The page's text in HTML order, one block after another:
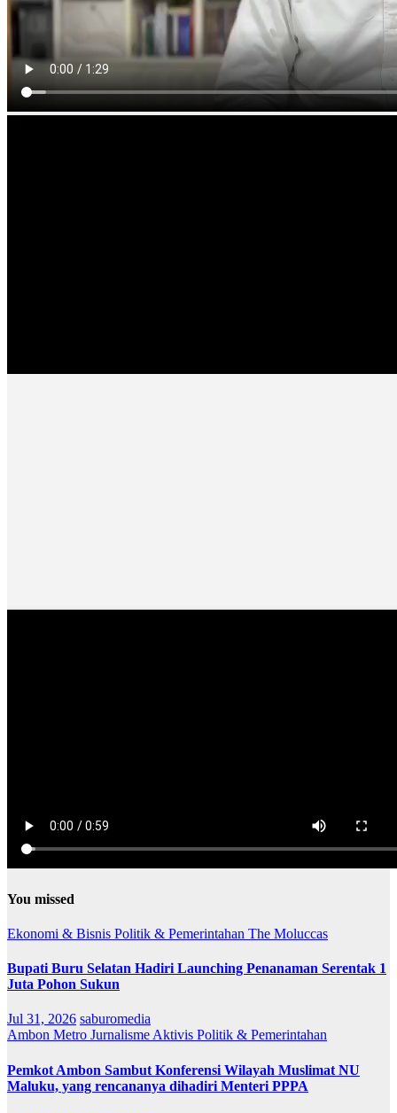
You missed
Ekonomi & Bisnis Politik & Pemerintahan The Moluccas
Bupati Buru Selatan Hadiri Launching Penanaman Serentak 1
Juta Pohon Sukun
Jul 31, 2026 saburomedia
Ambon Metro Jurnalisme Aktivis Politik & Pemerintahan
Pemkot Ambon Sambut Konferensi Wilayah Muslimat NU
Maluku, yang rencananya dihadiri Menteri PPPA